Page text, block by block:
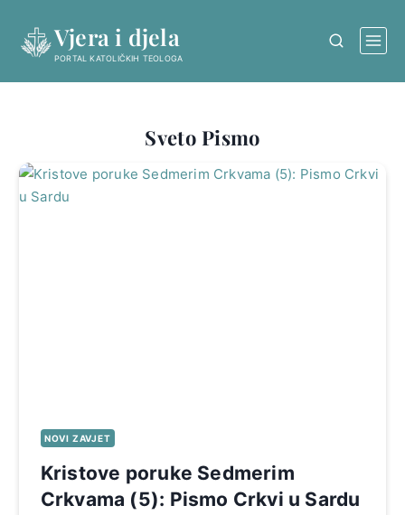
content
Vjera i djela
PORTAL KATOLIČKIH TEOLOGA
Sveto Pismo
NOVI ZAVJET
Kristove poruke Sedmerim
Crkvama (5): Pismo Crkvi u Sardu